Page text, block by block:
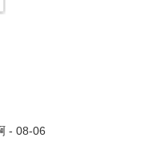
- 08-06